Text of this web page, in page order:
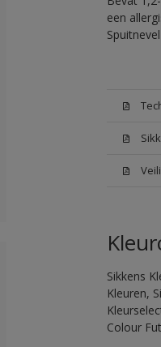
een
Sikkens
Kleuren,
Colour